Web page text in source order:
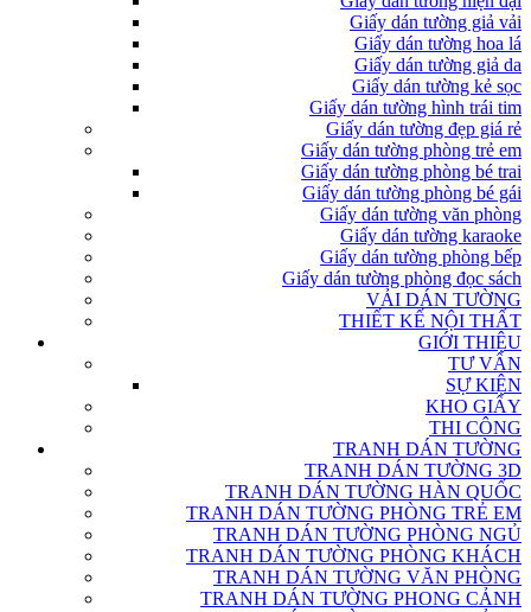
Giấy dán tường giả vải
Giấy dán tường hoa lá
Giấy dán tường giả da
Giấy dán tường kẻ sọc
Giấy dán tường hình trái tim
Giấy dán tường đẹp giá rẻ
Giấy dán tường phòng trẻ em
Giấy dán tường phòng bé trai
Giấy dán tường phòng bé gái
Giấy dán tường văn phòng
Giấy dán tường karaoke
Giấy dán tường phòng bếp
Giấy dán tường phòng đọc sách
VẢI DÁN TƯỜNG
THIẾT KẾ NỘI THẤT
GIỚI THIỆU
TƯ VẤN
SỰ KIỆN
KHO GIẤY
THI CÔNG
TRANH DÁN TƯỜNG
TRANH DÁN TƯỜNG 3D
TRANH DÁN TƯỜNG HÀN QUỐC
TRANH DÁN TƯỜNG PHÒNG TRẺ EM
TRANH DÁN TƯỜNG PHÒNG NGỦ
TRANH DÁN TƯỜNG PHÒNG KHÁCH
TRANH DÁN TƯỜNG VĂN PHÒNG
TRANH DÁN TƯỜNG PHONG CẢNH